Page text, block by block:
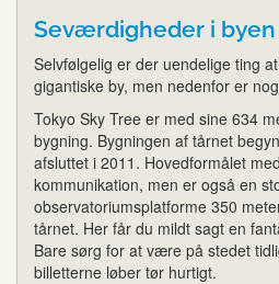
Seværdigheder i byen
Selvfølgelig er der uendelige ting
gigantiske by, men nedenfor er
Tokyo Sky Tree er med sine 634
bygning. Bygningen af tårnet
afsluttet i 2011. Hovedformålet
kommunikation, men er også en
observatoriumsplatforme 350
tårnet. Her får du mildt sagt en
Bare sørg for at være på stedet
billetterne løber tør hurtigt.